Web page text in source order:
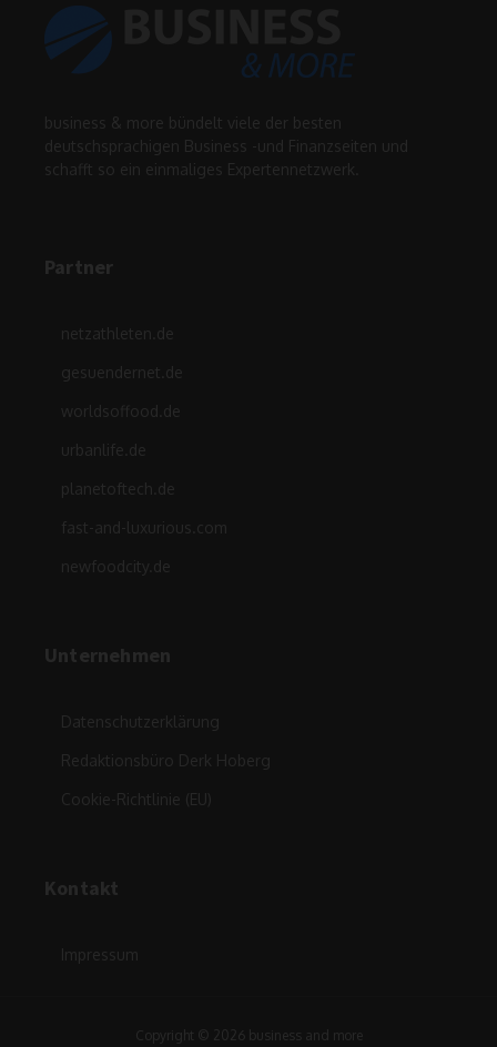
business & more bündelt viele der besten
deutschsprachigen Business -und Finanzseiten und
schafft so ein einmaliges Expertennetzwerk.
Partner
netzathleten.de
gesuendernet.de
worldsoffood.de
urbanlife.de
planetoftech.de
fast-and-luxurious.com
newfoodcity.de
Unternehmen
Datenschutzerklärung
Redaktionsbüro Derk Hoberg
Cookie-Richtlinie (EU)
Kontakt
Impressum
Copyright © 2026 business and more